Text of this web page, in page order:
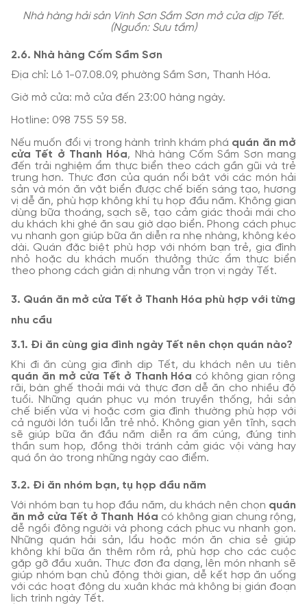
Nhà hàng hải sản Vinh Sơn Sầm Sơn mở cửa dịp Tết.
(Nguồn: Sưu tầm)
2.6. Nhà hàng Cốm Sầm Sơn
Địa chỉ: Lô 1-07.08.09, phường Sầm Sơn, Thanh Hóa.
Giờ mở cửa: mở cửa đến 23:00 hàng ngày.
Hotline: 098 755 59 58.
Nếu muốn đổi vị trong hành trình khám phá quán ăn mở
cửa Tết ở Thanh Hóa, Nhà hàng Cốm Sầm Sơn mang
đến trải nghiệm ẩm thực biển theo cách gần gũi và trẻ
trung hơn. Thực đơn của quán nổi bật với các món hải
sản và món ăn vặt biển được chế biến sáng tạo, hương
vị dễ ăn, phù hợp không khí tụ họp đầu năm. Không gian
dùng bữa thoáng, sạch sẽ, tạo cảm giác thoải mái cho
du khách khi ghé ăn sau giờ dạo biển. Phong cách phục
vụ nhanh gọn giúp bữa ăn diễn ra nhẹ nhàng, không kéo
dài. Quán đặc biệt phù hợp với nhóm bạn trẻ, gia đình
nhỏ hoặc du khách muốn thưởng thức ẩm thực biển
theo phong cách giản dị nhưng vẫn trọn vị ngày Tết.
3. Quán ăn mở cửa Tết ở Thanh Hóa phù hợp với từng
nhu cầu
3.1. Đi ăn cùng gia đình ngày Tết nên chọn quán nào?
Khi đi ăn cùng gia đình dịp Tết, du khách nên ưu tiên
quán ăn mở cửa Tết ở Thanh Hóa có không gian rộng
rãi, bàn ghế thoải mái và thực đơn dễ ăn cho nhiều độ
tuổi. Những quán phục vụ món truyền thống, hải sản
chế biến vừa vị hoặc cơm gia đình thường phù hợp với
cả người lớn tuổi lẫn trẻ nhỏ. Không gian yên tĩnh, sạch
sẽ giúp bữa ăn đầu năm diễn ra ấm cúng, đúng tinh
thần sum họp, đồng thời tránh cảm giác vội vàng hay
quá ồn ào trong những ngày cao điểm.
3.2. Đi ăn nhóm bạn, tụ họp đầu năm
Với nhóm bạn tụ họp đầu năm, du khách nên chọn quán
ăn mở cửa Tết ở Thanh Hóa có không gian chung rộng,
dễ ngồi đông người và phong cách phục vụ nhanh gọn.
Những quán hải sản, lẩu hoặc món ăn chia sẻ giúp
không khí bữa ăn thêm rôm rả, phù hợp cho các cuộc
gặp gỡ đầu xuân. Thực đơn đa dạng, lên món nhanh sẽ
giúp nhóm bạn chủ động thời gian, dễ kết hợp ăn uống
với các hoạt động du xuân khác mà không bị gián đoạn
lịch trình ngày Tết.